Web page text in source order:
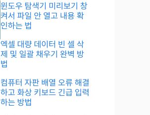
윈도우 탐색기 미리보기 창
켜서 파일 안 열고 내용 확
인하는 법
엑셀 대량 데이터 빈 셀 삭
제 및 일괄 채우기 완벽 방
법
컴퓨터 자판 배열 오류 해결
하고 화상 키보드 긴급 입력
하는 방법